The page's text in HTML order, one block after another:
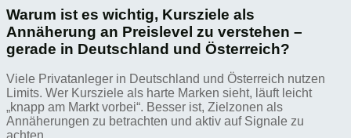
Warum ist es wichtig, Kursziele als
Annäherung an Preislevel zu verstehen –
gerade in Deutschland und Österreich?
Viele Privatanleger in Deutschland und Österreich nutzen
Limits. Wer Kursziele als harte Marken sieht, läuft leicht
„knapp am Markt vorbei“. Besser ist, Zielzonen als
Annäherungen zu betrachten und aktiv auf Signale zu